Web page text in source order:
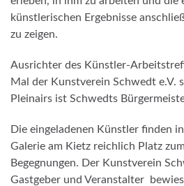
künstlerischen Ergebnisse
zu zeigen.
Ausrichter des Künstler-
Mal der Kunstverein Schwedt e.V.
Pleinairs ist Schwedts
Die eingeladenen Künstler finden
Galerie am Kietz reichlich Platz
Begegnungen. Der Kunstverein
Gastgeber und Veranstalter